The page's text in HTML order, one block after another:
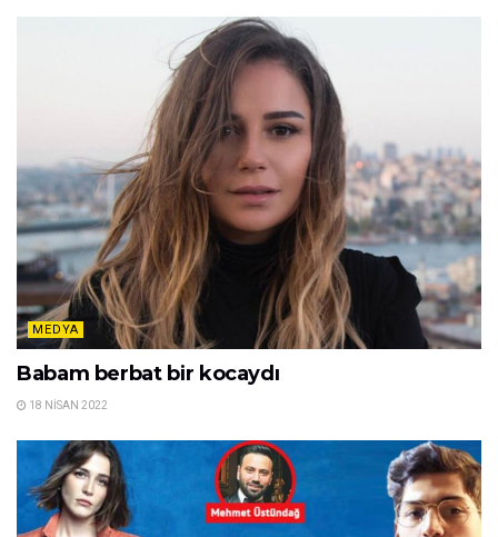
MEDYA
Babam berbat bir kocaydı
18 NISAN 2022